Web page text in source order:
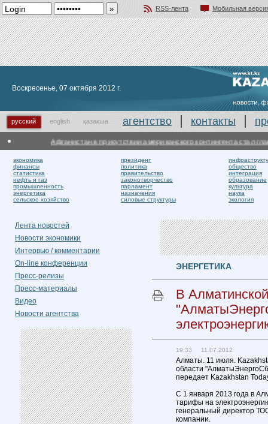
RSS-лента
Мобильная
Воскресенье, 07 октября 2012 г.
русский english қазақша агентство контакты
Афганистан в присутствии американского контингента стал
экономика
финансы
статистика
нефть и газ
промышленность
энергетика
сельское хозяйство
президент
политика
правительство
законотворчество
парламент
назначения
силовые структуры
общество
интеграция
образование
культура
наука
экология
Лента новостей
Новости экономики
Интервью / комментарии
On-line конференции
Пресс-релизы
Пресс-материалы
Видео
Новости агентства
ЭНЕРГЕТИКА
В
19:33 11.07.2012
Алматы. 11 июля.
области
передает Kazakhstan
С 1 января 2013 года в
тарифы на
генеральный директор
компании.